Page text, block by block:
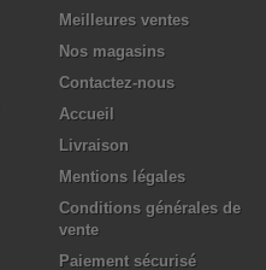
Meilleures ventes
Nos magasins
Contactez-nous
Accueil
Livraison
Mentions légales
Conditions générales de
vente
Paiement sécurisé